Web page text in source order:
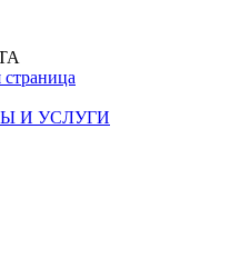
страница
И УСЛУГИ